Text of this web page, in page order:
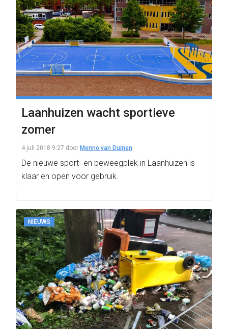
Laanhuizen wacht sportieve
zomer
4 juli 2018 9:27 door Menno van Duinen
De nieuwe sport- en beweegplek in Laanhuizen is
klaar en open voor gebruik.
NIEUWS